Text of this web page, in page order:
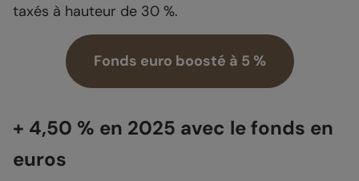
taxés à hauteur de 30 %.
Fonds euro boosté à 5 %
+ 4,50 % en 2025 avec le fonds en
euros